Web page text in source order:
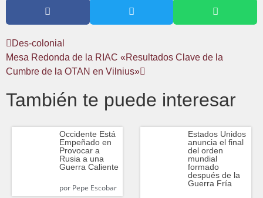
Des-colonial
Mesa Redonda de la RIAC «Resultados Clave de la
Cumbre de la OTAN en Vilnius»
También te puede interesar
Occidente Está
Empeñado en
Provocar a
Rusia a una
Guerra Caliente
porPepe Escobar
Estados Unidos
anuncia el final
del orden
mundial
formado
después de la
Guerra Fría